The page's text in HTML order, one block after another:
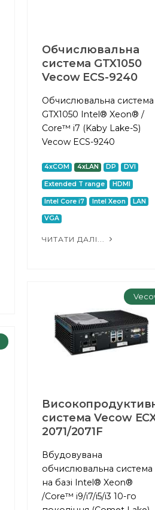
Обчислювальна
система GTX1050
Vecow ECS-9240
Обчислювальна система
GTX1050 Intel® Xeon® /
Core™ i7 (Kaby Lake-S)
Vecow ECS-9240
4xCOM 4xLAN DP DVI
Extended T range HDMI
Intel Core i7 Intel Xeon LAN
VGA
ЧИТАТИ ДАЛІ...
система Vecow
2071/2071F
Вбудовувана
обчислювальна система
на базі Intel® Xeon®
/Core™ i9/i7/i5/i3 10-го